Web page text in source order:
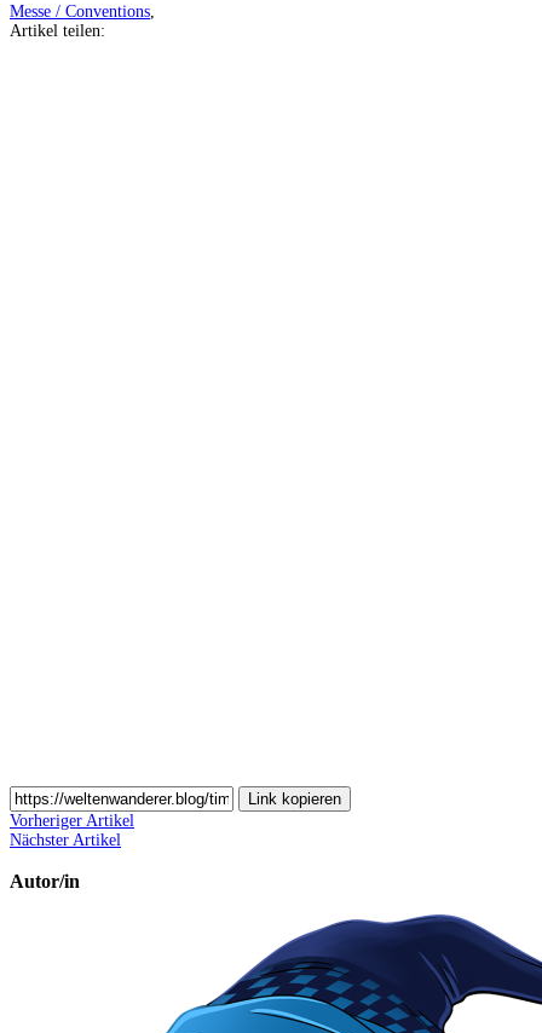
Messe / Conventions
Artikel teilen:
Link kopieren
Vorheriger Artikel
Nächster Artikel
Autor/in